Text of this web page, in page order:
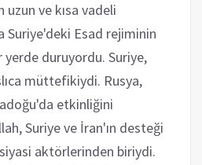
ve kısa vadeli
Suriye'deki Esad rejiminin
duruyordu. Suriye,
müttefikiydi. Rusya,
etkinliğini
Suriye ve İran'ın desteği
siyasi aktörlerinden biriydi.